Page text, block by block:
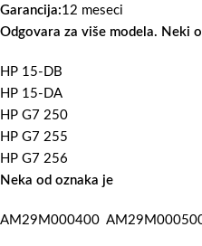
Garancija:12 meseci
Odgovara za više modela. Neki
HP 15-DB
HP 15-DA
HP G7 250
HP G7 255
HP G7 256
Neka od oznaka je
AM29M000400